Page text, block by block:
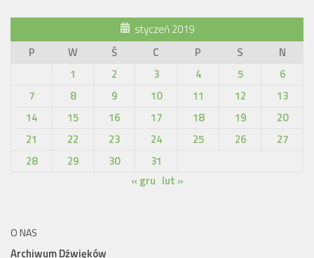
styczeń 2019
P
W Ś C P S
N
1
2 3 4 5
6
7
8 9 10 11 12
13
14
15 16 17 18 19
20
21
22 23 24 25 26
27
28
29 30
31
« gru lut »
O NAS
Archiwum Dźwięków